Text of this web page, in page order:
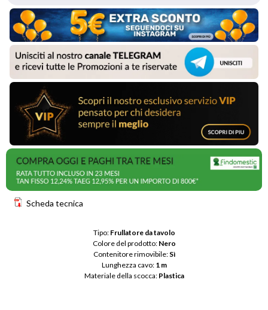
Scheda tecnica
Tipo: Frullatore da tavolo
Colore del prodotto: Nero
Contenitore rimovibile: Sì
Lunghezza cavo: 1 m
Materiale della scocca: Plastica